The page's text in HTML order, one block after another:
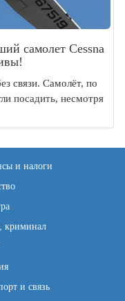
самолет Cessna
связи. Самолёт, по
посадить, несмотря
и налоги
криминал
и связь